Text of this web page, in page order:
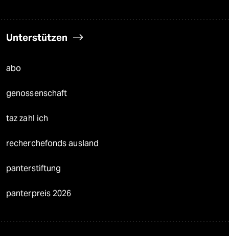
Unterstützen
abo
genossenschaft
taz zahl ich
recherchefonds ausland
panterstiftung
panterpreis 2026